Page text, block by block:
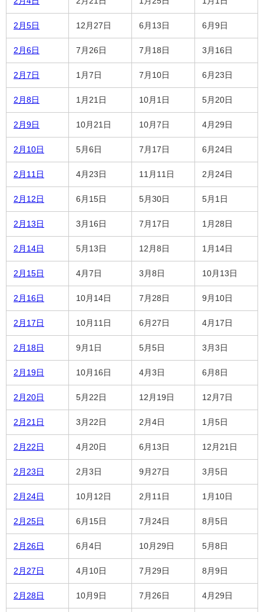
2月5日 12月27日 6月13日 6月9日
2月6日 7月26日 7月18日 3月16日
2月7日 1月7日 7月10日 6月23日
2月8日 1月21日 10月1日 5月20日
2月9日 10月21日 10月7日 4月29日
2月10日 5月6日 7月17日 6月24日
2月11日 4月23日 11月11日 2月24日
2月12日 6月15日 5月30日 5月1日
2月13日 3月16日 7月17日 1月28日
2月14日 5月13日 12月8日 1月14日
2月15日 4月7日 3月8日 10月13日
2月16日 10月14日 7月28日 9月10日
2月17日 10月11日 6月27日 4月17日
2月18日 9月1日 5月5日 3月3日
2月19日 10月16日 4月3日 6月8日
2月20日 5月22日 12月19日 12月7日
2月21日 3月22日 2月4日 1月5日
2月22日 4月20日 6月13日 12月21日
2月23日 2月3日 9月27日 3月5日
2月24日 10月12日 2月11日 1月10日
2月25日 6月15日 7月24日 8月5日
2月26日 6月4日 10月29日 5月8日
2月27日 4月10日 7月29日 8月9日
2月28日 10月9日 7月26日 4月29日